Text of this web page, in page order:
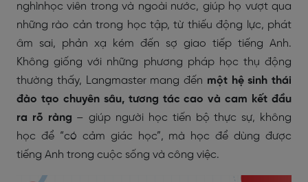
nghìnhọc viên trong và ngoài nước, giúp họ vượt qua
những rào cản trong học tập, từ thiếu động lực, phát
âm sai, phản xạ kém đến sợ giao tiếp tiếng Anh.
Không giống với những phương pháp học thụ động
thường thấy, Langmaster mang đến một hệ sinh thái
đào tạo chuyên sâu, tương tác cao và cam kết đầu
ra rõ ràng – giúp người học tiến bộ thực sự, không
học để “có cảm giác học”, mà học để dùng được
tiếng Anh trong cuộc sống và công việc.